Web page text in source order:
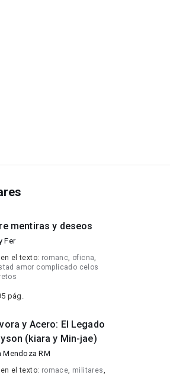
mentiras y deseos
Fer
en el texto: romanc, oficna,
amor complicado celos
pág.
y Acero: El Legado
(kiara y Min-jae)
Mendoza RM
en el texto: romace, militares,